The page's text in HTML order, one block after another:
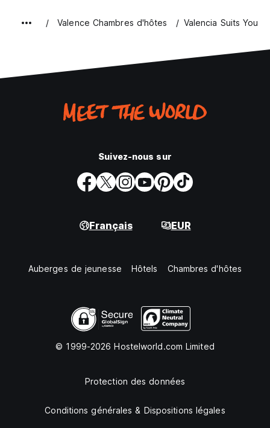
Valence Chambres d'hôtes Valencia Suits You
Suivez-nous sur
Français EUR
Auberges de jeunesse Hôtels Chambres d'hôtes
© 1999-2026 Hostelworld.com Limited
Protection des données
Conditions générales & Dispositions légales